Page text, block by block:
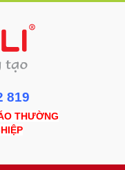
819
THƯỜNG